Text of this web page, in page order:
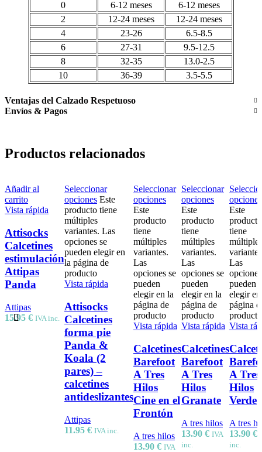
0
6-12 meses
6-12 meses
2
12-24 meses
12-24 meses
4
23-26
6.5-8.5
6
27-31
9.5-12.5
8
32-35
13.0-2.5
10
36-39 3.5-5.5
Ventajas del Calzado Respetuoso
Envíos & Pagos
Productos relacionados
Añadir al
carrito
Vista rápida
Attisocks
Calcetines
estimulación
Attipas
Panda
Attipas
15.95 € IVA inc.
Seleccionar
opciones Este
producto tiene
múltiples
variantes. Las
opciones se
pueden elegir en
la página de
producto
Vista rápida
Attisocks
Calcetines
forma pie
Panda &
Koala (2
pares) –
calcetines
antideslizantes
Attipas
11.95 € IVA inc.
Seleccionar
opciones
Este
producto
tiene
múltiples
variantes.
Las
opciones se
pueden
elegir en la
página de
producto
Vista rápida
Calcetines
Barefoot
A Tres
Hilos
Cine en el
Frontón
A tres hilos
13.90 € IVA
Seleccionar
opciones
Este
producto
tiene
múltiples
variantes.
Las
opciones se
pueden
elegir en la
página de
producto
Vista rápida
Calcetines
Barefoot
A Tres
Hilos
Granate
A tres hilos
13.90 € IVA
inc.
opciones
Este
producto
tiene
múltiples
Las
pueden
elegir
página
producto
Vista
A Tres
Hilos
Verde
A tres
13.90 €
inc.